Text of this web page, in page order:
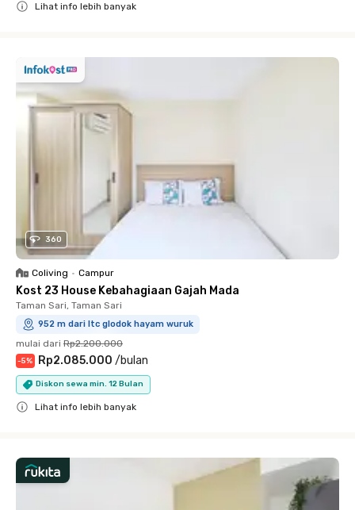
Lihat info lebih banyak
360
Coliving • Campur
Kost 23 House Kebahagiaan Gajah Mada
Taman Sari, Taman Sari
952 m dari ltc glodok hayam wuruk
mulai dari Rp2.200.000
-5% Rp2.085.000 /bulan
Diskon sewa min. 12 Bulan
Lihat info lebih banyak